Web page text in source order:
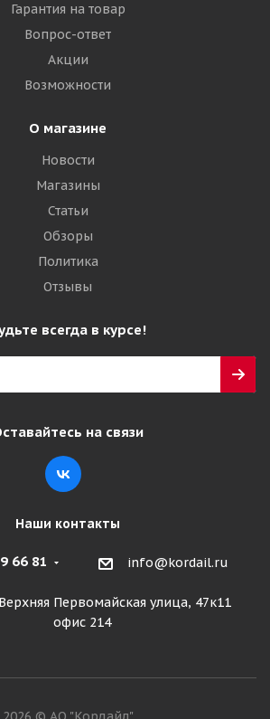
Гарантия на товар
Вопрос-ответ
Акции
Возможности
О магазине
Новости
Магазины
Статьи
Обзоры
Политика
Отзывы
всегда в курсе!
на связи
Наши контакты
66 81 info@kordail.ru
Первомайская улица, 47к11
офис 214